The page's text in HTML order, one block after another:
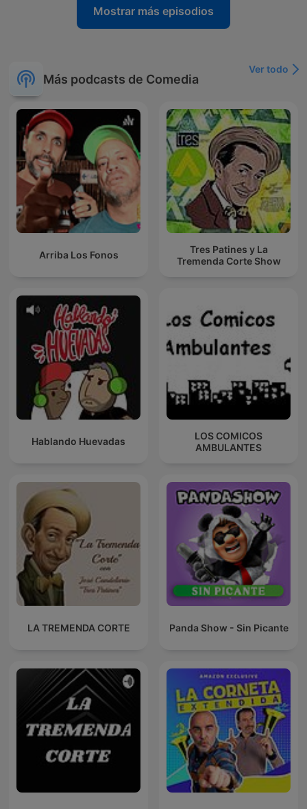
Mostrar más episodios
Más podcasts de Comedia
Ver todo
Arriba Los Fonos
Tres Patines y La
Tremenda Corte Show
Hablando Huevadas
LOS COMICOS
AMBULANTES
LA TREMENDA CORTE Panda Show - Sin Picante